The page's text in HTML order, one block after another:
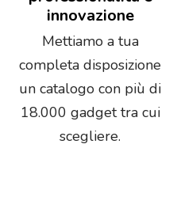
innovazione
Mettiamo a tua
completa disposizione
un catalogo con più di
18.000 gadget tra cui
scegliere.